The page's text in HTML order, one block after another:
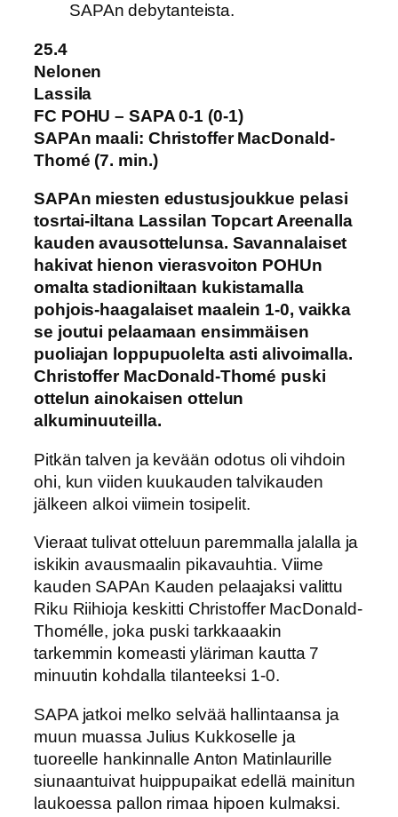
SAPAn debytanteista.
25.4
Nelonen
Lassila
FC POHU – SAPA 0-1 (0-1)
SAPAn maali: Christoffer MacDonald-
Thomé (7. min.)
SAPAn miesten edustusjoukkue pelasi
tosrtai-iltana Lassilan Topcart Areenalla
kauden avausottelunsa. Savannalaiset
hakivat hienon vierasvoiton POHUn
omalta stadioniltaan kukistamalla
pohjois-haagalaiset maalein 1-0, vaikka
se joutui pelaamaan ensimmäisen
puoliajan loppupuolelta asti alivoimalla.
Christoffer MacDonald-Thomé puski
ottelun ainokaisen ottelun
alkuminuuteilla.
Pitkän talven ja kevään odotus oli vihdoin
ohi, kun viiden kuukauden talvikauden
jälkeen alkoi viimein tosipelit.
Vieraat tulivat otteluun paremmalla jalalla ja
iskikin avausmaalin pikavauhtia. Viime
kauden SAPAn Kauden pelaajaksi valittu
Riku Riihioja keskitti Christoffer MacDonald-
Thomélle, joka puski tarkkaaakin
tarkemmin komeasti yläriman kautta 7
minuutin kohdalla tilanteeksi 1-0.
SAPA jatkoi melko selvää hallintaansa ja
muun muassa Julius Kukkoselle ja
tuoreelle hankinnalle Anton Matinlaurille
siunaantuivat huippupaikat edellä mainitun
laukoessa pallon rimaa hipoen kulmaksi.